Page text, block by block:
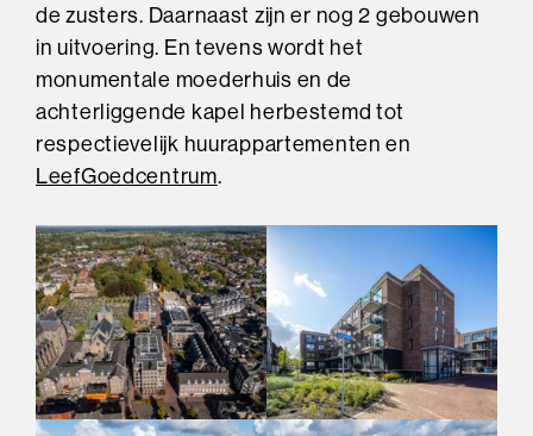
de zusters. Daarnaast zijn er nog 2 gebouwen
in uitvoering. En tevens wordt het
monumentale moederhuis en de
achterliggende kapel herbestemd tot
respectievelijk huurappartementen en
LeefGoedcentrum.